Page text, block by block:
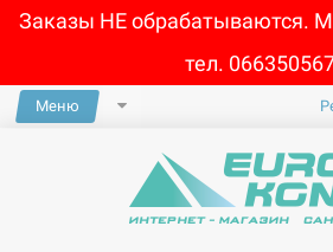
Заказы НЕ обрабатываются.
тел.
Меню